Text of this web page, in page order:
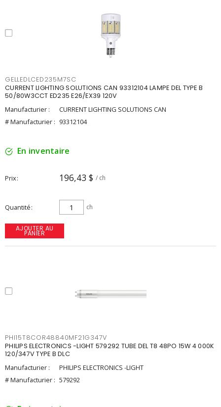
GELLEDLCED235M7SC
CURRENT LIGHTING SOLUTIONS CAN 93312104 LAMPE DEL TYPE B
50/80W3CCT ED235 E26/EX39 120V
Manufacturier :
CURRENT LIGHTING SOLUTIONS CAN
# Manufacturier : 93312104
En inventaire
Prix 196,43 $ / ch
Quantité ch
AJOUTER AU
PANIER
PHI15T8COR48840MF21G347V
PHILIPS ELECTRONICS -LIGHT 579292 TUBE DEL T8 48PO 15W 4 000K
120/347V TYPE B DLC
Manufacturier :
PHILIPS ELECTRONICS -LIGHT
# Manufacturier : 579292